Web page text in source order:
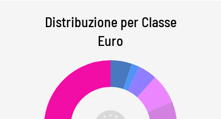
Distribuzione per Classe
Euro